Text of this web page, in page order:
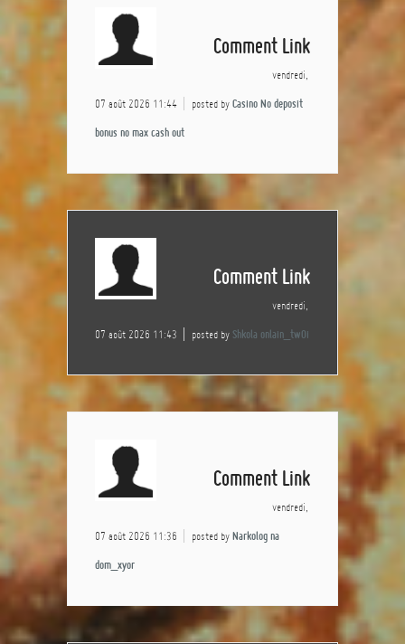
Comment Link
vendredi,
07 août 2026 11:44 posted by Casino No deposit
bonus no max cash out
Comment Link
vendredi,
07 août 2026 11:43 posted by Shkola onlain_twOi
Comment Link
vendredi,
07 août 2026 11:36 posted by Narkolog na
dom_xyor